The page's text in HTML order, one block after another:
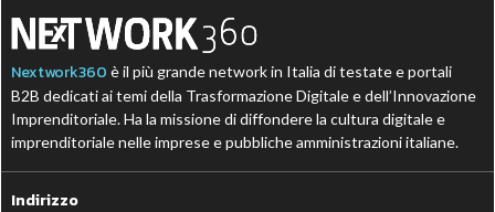
Nextwork360 è il più grande network in Italia di testate e portali
B2B dedicati ai temi della Trasformazione Digitale e dell’Innovazione
Imprenditoriale. Ha la missione di diffondere la cultura digitale e
imprenditoriale nelle imprese e pubbliche amministrazioni italiane.
Indirizzo